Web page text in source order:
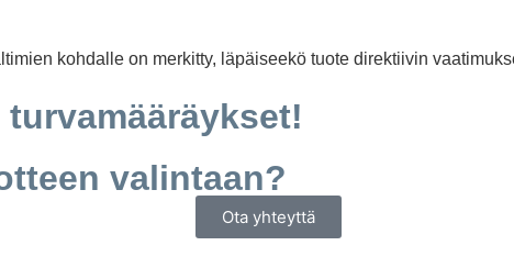
kohdalle on merkitty, läpäiseekö tuote direktiivin
valintaan?
Ota yhteyttä